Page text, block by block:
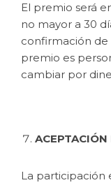
El premio será
no mayor a 30
confirmación de
premio es
cambiar por
ACEPTACIÓN
La participación